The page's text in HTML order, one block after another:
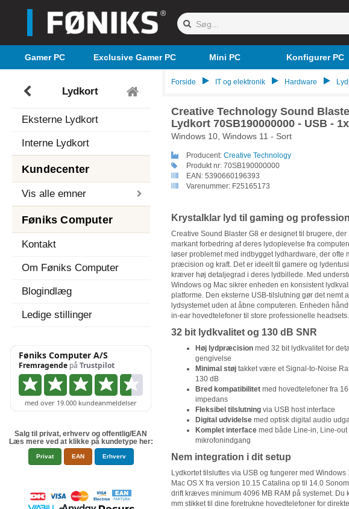
Gamer PC Exclusive Gamer PC Mini PC Konfigurer PC
Lydkort
Eksterne Lydkort
Interne Lydkort
Kundecenter
Vis alle emner
Føniks Computer
Kontakt
Om Føniks Computer
Blogindlæg
Ledige stillinger
Salg til privat, erhverv og offentlig/EAN
Læs mere ved at klikke på kundetype her:
Privat EAN Erhverv
Forside IT og elektronik Hardware
Creative Technology Sound
Lydkort 70SB190000000 - USB -
Windows 10, Windows 11 - Sort
Producent: Creative Technology
Produkt nr: 70SB190000000
EAN: 5390660196393
Varenummer: F25165173
Krystalklar lyd til gaming og
Creative Sound Blaster G8 er designet til brugere, der
markant forbedring af deres lydoplevelse fra
løser problemet med indbygget lydhardware, der ofte
præcision og kraft. Det er ideelt til gamere og
kræver høj detaljegrad i deres lydbillede. Med
Windows og Mac sikrer enheden en konsistent
platforme. Den eksterne USB-tilslutning gør det nemt
lydsystemet uden at åbne computeren. Enheden
in-ear hovedtelefoner til store professionelle headsets.
32 bit lydkvalitet og 130 dB SNR
Høj lydpræcisionmed 32 bit lydkvalitet for
gengivelse
Minimal støjtakket være et Signal-to-Noise
130 dB
Bred kompatibilitetmed hovedtelefoner fra
impedans
Fleksibel tilslutningvia USB host interface
Digital udvidelsemed optisk digital audio
Komplet interfacemed både Line-in, Line-out
mikrofonindgang
Nem integration i dit setup
Lydkortet tilsluttes via USB og fungerer med Windows
Mac OS X fra version 10.15 Catalina op til 14.0
drift kræves minimum 4096 MB RAM på systemet. Du
mm stikket til dine foretrukne hovedtelefoner for